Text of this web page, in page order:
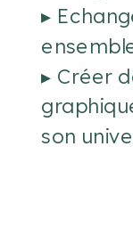
▸
▸ Créer
son